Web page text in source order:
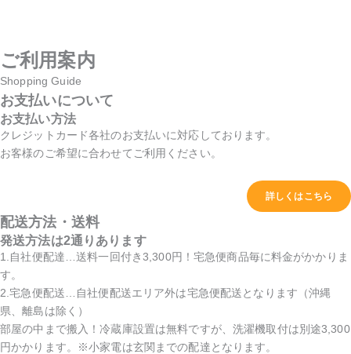
ご利用案内
Shopping Guide
お支払いについて
お支払い方法
クレジットカード各社のお支払いに対応しております。
お客様のご希望に合わせてご利用ください。
詳しくはこちら
配送方法・送料
発送方法は2通りあります
1.自社便配達…送料一回付き3,300円！宅急便商品毎に料金がかかりま
す。
2.宅急便配送…自社便配送エリア外は宅急便配送となります（沖縄
県、離島は除く）
部屋の中まで搬入！冷蔵庫設置は無料ですが、洗濯機取付は別途3,300
円かかります。※小家電は玄関までの配達となります。